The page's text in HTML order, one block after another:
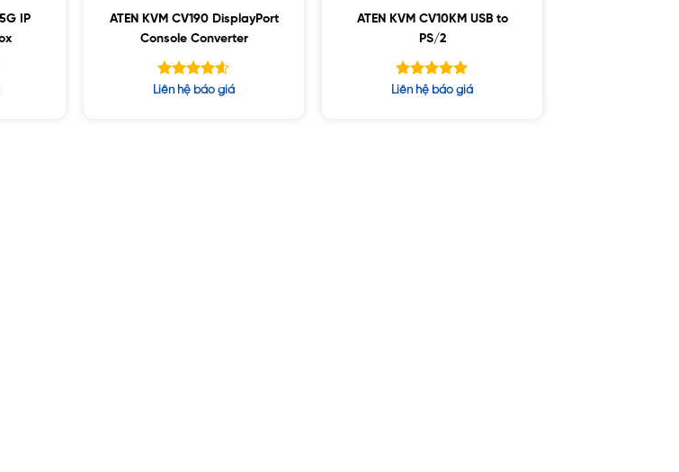
IP
ATEN KVM CV190 DisplayPort
Console Converter
Được xếp
Liên hệ báo giá
ATEN KVM CV10KM USB to
PS/2
Được xếp
Liên hệ báo giá